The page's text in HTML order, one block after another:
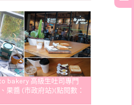
bakery 高級生吐司專門
果醬 (市政府站)(點閱數：